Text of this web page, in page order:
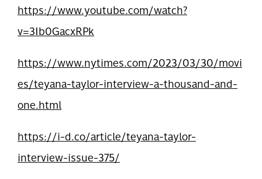
https://www.youtube.com/watch?
v=3Ib0GacxRPk
https://www.nytimes.com/2023/03/30/movi
es/teyana-taylor-interview-a-thousand-and-
one.html
https://i-d.co/article/teyana-taylor-
interview-issue-375/